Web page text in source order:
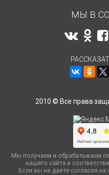
МЫ В
2010 © Все права
Мы получаем и обрабатываем
нашего сайта в
Если вы не даете согласия